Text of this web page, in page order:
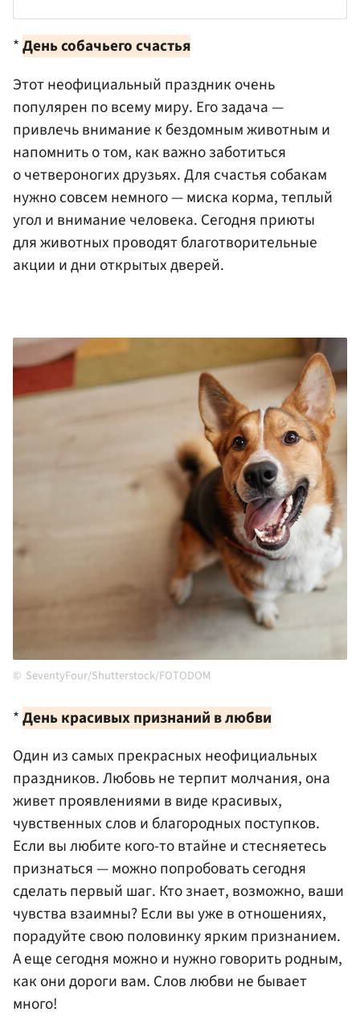
*День собачьего счастья
Этот неофициальный праздник очень
популярен по всему миру. Его задача —
привлечь внимание к бездомным животным и
напомнить о том, как важно заботиться
о четвероногих друзьях. Для счастья собакам
нужно совсем немного — миска корма, теплый
угол и внимание человека. Сегодня приюты
для животных проводят благотворительные
акции и дни открытых дверей.
SeventyFour/Shutterstock/FOTODOM
*День красивых признаний в любви
Один из самых прекрасных неофициальных
праздников. Любовь не терпит молчания, она
живет проявлениями в виде красивых,
чувственных слов и благородных поступков.
Если вы любите кого-то втайне и стесняетесь
признаться — можно попробовать сегодня
сделать первый шаг. Кто знает, возможно, ваши
чувства взаимны? Если вы уже в отношениях,
порадуйте свою половинку ярким признанием.
А еще сегодня можно и нужно говорить родным,
как они дороги вам. Слов любви не бывает
много!